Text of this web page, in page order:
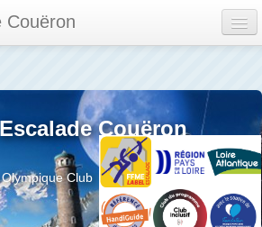
Couëron
et des compétitions
Couëron
Club